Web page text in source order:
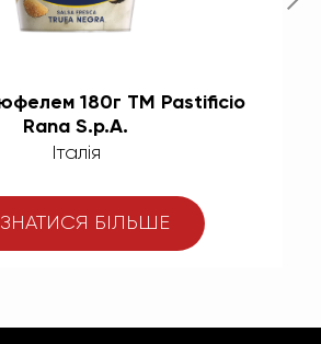
180г ТМ Pastificio
Rana S.p.A.
Італія
БІЛЬШЕ